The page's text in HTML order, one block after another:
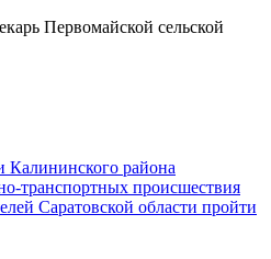
Первомайской сельской
Калининского района
транспортных происшествия
Саратовской области пройти